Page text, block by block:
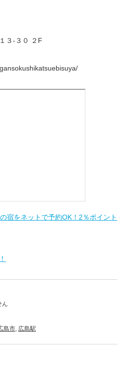
３-３０ ２F
宿をネットで予約OK！2％ポイント
ん
島市, 広島駅